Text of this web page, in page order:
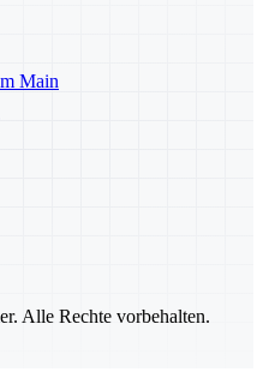
Main
Alle Rechte vorbehalten.